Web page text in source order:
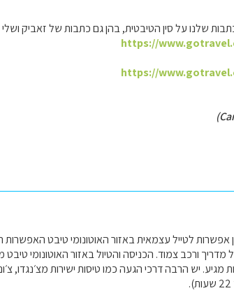
שלנו על סין הטיבטית, בהן גם כתבות של זאביק ושלי
https://
https://
אפשרות לטייל עצמאית באזור האוטונומי טיבט
מדריך ורכב צמוד. הכניסה והטיול באזור האוטונומי
יש הרבה דרכי הגעה כמו טיסות ישירות מצ׳נגדו, צ׳ונג